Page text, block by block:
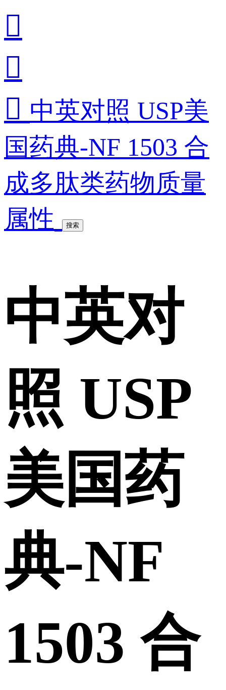


 中英对照 USP美
国药典-NF 1503 合
成多肽类药物质量
属性
搜索
中英对
照 USP
美国药
典-NF
1503 合